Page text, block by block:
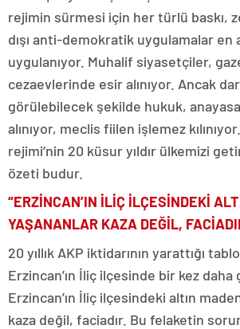
rejimin sürmesi için her türlü baskı,
dışı anti-demokratik uygulamalar en
uygulanıyor. Muhalif siyasetçiler,
cezaevlerinde esir alınıyor. Ancak
görülebilecek şekilde hukuk,
alınıyor, meclis fiilen işlemez
rejimi’nin 20 küsur yıldır ülkemizi
özeti budur.
“ERZİNCAN’IN İLİÇ İLÇESİNDEKİ
YAŞANANLAR KAZA DEĞİL,
20 yıllık AKP iktidarının yarattığı
Erzincan’ın İliç ilçesinde bir kez
Erzincan’ın İliç ilçesindeki altın
kaza değil, faciadır. Bu felaketin